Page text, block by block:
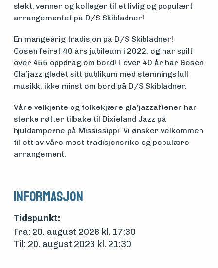
Vern,
vedlikehold
og drift
Om
foreningen
Aktuelt
Arrangementer
slekt, venner og kolleger til et livlig og populært
arrangementet på D/S Skibladner!
En mangeårig tradisjon på D/S Skibladner!
Gosen feiret 40 års jubileum i 2022, og har spilt
over 455 oppdrag om bord! I over 40 år har Gosen
Gla’jazz gledet sitt publikum med stemningsfull
musikk, ikke minst om bord på D/S Skibladner.
Våre velkjente og folkekjære gla’jazzaftener har
sterke røtter tilbake til Dixieland Jazz på
hjuldamperne på Mississippi. Vi ønsker velkommen
til ett av våre mest tradisjonsrike og populære
arrangement.
Informasjon
Tidspunkt:
Fra: 20. august 2026 kl. 17:30
Til: 20. august 2026 kl. 21:30